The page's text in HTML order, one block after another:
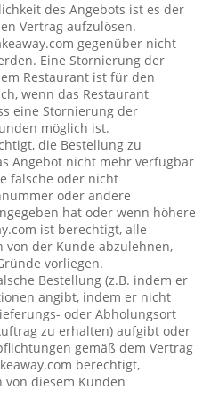
des Angebots ist es der
Vertrag aufzulösen.
gegenüber nicht
Eine Stornierung der
Restaurant ist für den
wenn das Restaurant
eine Stornierung der
möglich ist.
die Bestellung zu
Angebot nicht mehr verfügbar
falsche oder nicht
oder andere
hat oder wenn höhere
ist berechtigt, alle
von der Kunde abzulehnen,
vorliegen.
Bestellung (z.B. indem er
angibt, indem er nicht
oder Abholungsort
zu erhalten) aufgibt oder
gemäß dem Vertrag
berechtigt,
diesem Kunden